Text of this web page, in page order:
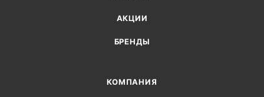
АКЦИИ
БРЕНДЫ
КОМПАНИЯ